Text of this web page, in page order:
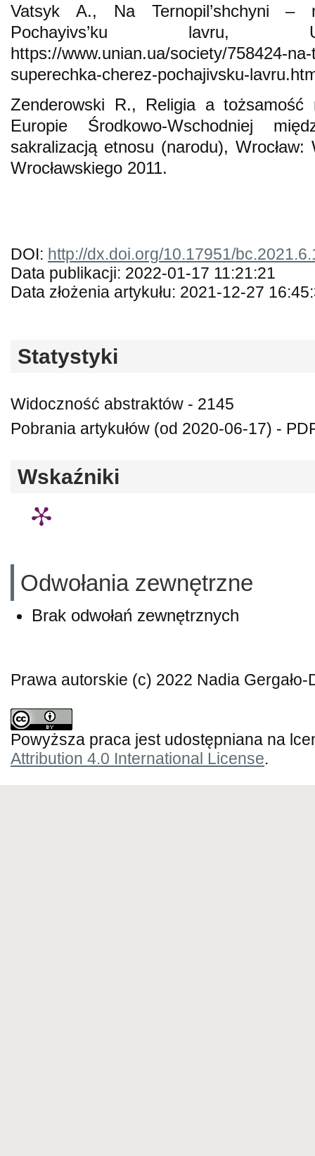
Vatsyk A., Na Ternopil’shchyni –
Pochayivs’ku lavru,
https://www.unian.ua/society/758424-
superechka-cherez-pochajivsku-
Zenderowski R., Religia a tożsamość
Europie Środkowo-Wschodniej
sakralizacją etnosu (narodu),
Wrocławskiego 2011.
DOI: http://dx.doi.org/10.17951/
Data publikacji: 2022-01-17 11:21:21
Data złożenia artykułu: 2021-12-27
Statystyki
Widoczność abstraktów - 2145
Pobrania artykułów (od 2020-06-17) -
Wskaźniki
Odwołania zewnętrzne
Brak odwołań zewnętrznych
Prawa autorskie (c) 2022 Nadia Gergało-
Powyższa praca jest udostępniana na
Attribution 4.0 International License.